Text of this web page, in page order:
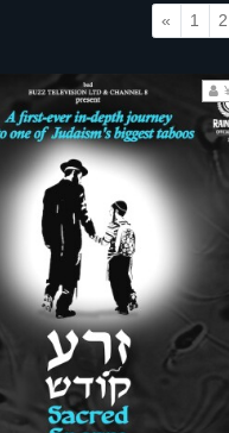
« 1 2